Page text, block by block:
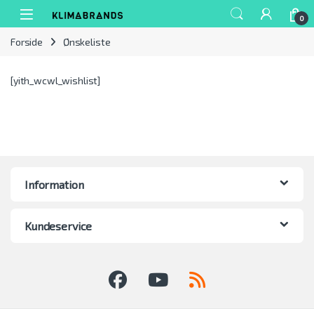
Spring til navigation
Gå til indhold
0
Forside Ønskeliste
[yith_wcwl_wishlist]
Information
Kundeservice